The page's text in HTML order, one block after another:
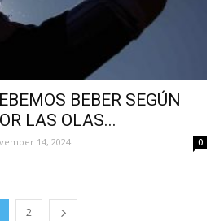
BEBER SEGÚN
LAS OLAS...
14, 2024 0
2